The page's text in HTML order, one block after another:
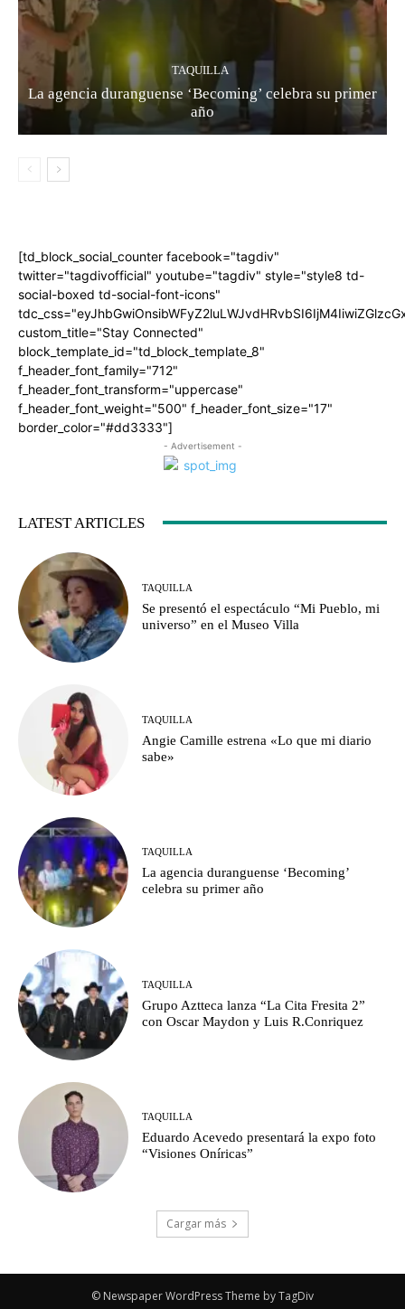
TAQUILLA
La agencia duranguense ‘Becoming’ celebra su primer
año
[td_block_social_counter facebook="tagdiv"
twitter="tagdivofficial" youtube="tagdiv" style="style8 td-
social-boxed td-social-font-icons"
custom_title="Stay Connected"
block_template_id="td_block_template_8"
f_header_font_family="712"
f_header_font_transform="uppercase"
f_header_font_weight="500" f_header_font_size="17"
border_color="#dd3333"]
- Advertisement -
LATEST ARTICLES
TAQUILLA
Se presentó el espectáculo “Mi Pueblo, mi
universo” en el Museo Villa
TAQUILLA
Angie Camille estrena «Lo que mi diario
sabe»
TAQUILLA
La agencia duranguense ‘Becoming’
celebra su primer año
TAQUILLA
Grupo Aztteca lanza “La Cita Fresita 2”
con Oscar Maydon y Luis R.Conriquez
TAQUILLA
Eduardo Acevedo presentará la expo foto
“Visiones Oníricas”
Cargar más
© Newspaper WordPress Theme by TagDiv